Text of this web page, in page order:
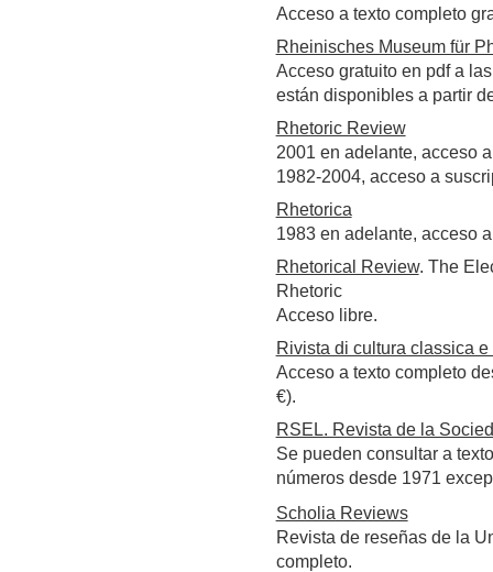
Acceso a texto completo
Rheinisches Museum für
Acceso gratuito en pdf a
están disponibles a partir
Rhetoric Review
2001 en adelante, acceso
1982-2004, acceso a
Rhetorica
1983 en adelante, acceso
Rhetorical Review. The
Rhetoric
Acceso libre.
Rivista di cultura classica
Acceso a texto completo
€).
RSEL. Revista de la
Se pueden consultar a
números desde 1971
Scholia Reviews
Revista de reseñas de la
completo.